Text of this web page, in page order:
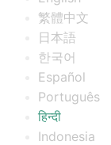
繁體中文
日本語
한국어
Español
Português
हिन्दी
Indonesia